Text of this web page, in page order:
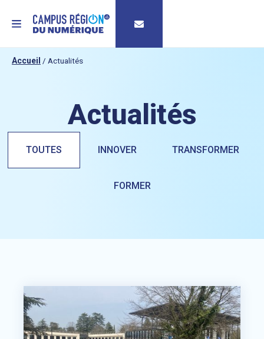
MENU
Accueil / Actualités
Actualités
TOUTES INNOVER TRANSFORMER
FORMER